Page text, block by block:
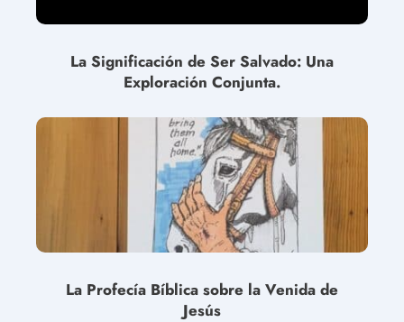
La Significación de Ser Salvado: Una
Exploración Conjunta.
La Profecía Bíblica sobre la Venida de
Jesús